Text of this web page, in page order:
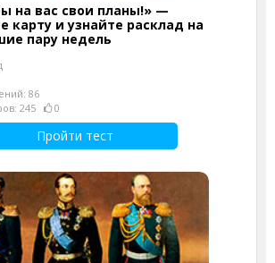
на вас свои планы!» —
карту и узнайте расклад на
пару недель
86
245
0
Пройти тест